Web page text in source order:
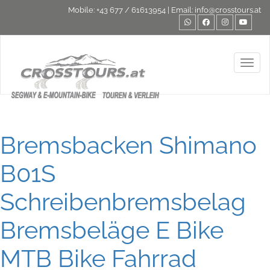
Mobile: +43 677 / 61613954 | Email: info@crosstours.at
Bremsbacken Shimano
B01S
Schreibenbremsbelag
Bremsbeläge E Bike
MTB Bike Fahrrad